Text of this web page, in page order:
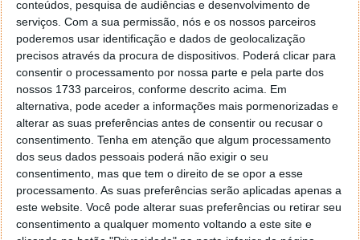
conteúdos, pesquisa de audiências e desenvolvimento de
serviços. Com a sua permissão, nós e os nossos parceiros
poderemos usar identificação e dados de geolocalização
precisos através da procura de dispositivos. Poderá clicar para
consentir o processamento por nossa parte e pela parte dos
nossos 1733 parceiros, conforme descrito acima. Em
alternativa, pode aceder a informações mais pormenorizadas e
alterar as suas preferências antes de consentir ou recusar o
consentimento. Tenha em atenção que algum processamento
dos seus dados pessoais poderá não exigir o seu
consentimento, mas que tem o direito de se opor a esse
processamento. As suas preferências serão aplicadas apenas a
este website. Você pode alterar suas preferências ou retirar seu
consentimento a qualquer momento voltando a este site e
objetos, devendo o agente de fiscalização
proceder à sua imediata remoção e apreensão
ou, não sendo ela possível, apreender o
documento de identificação do veículo até à
efetiva remoção e apreensão daqueles objetos,
sendo, neste caso, aplicável o disposto no n.º 5
do artigo 161.º.
Este artigo tem mais de um ano